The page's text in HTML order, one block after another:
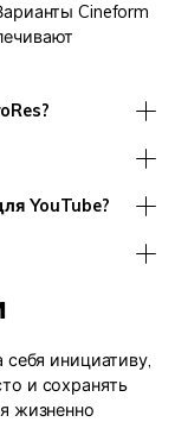
Cineform
YouTube?
инициативу,
и сохранять
жизненно